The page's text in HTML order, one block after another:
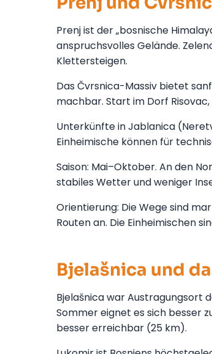
Prenj ist der „bosnische
anspruchsvolles Gelände.
Klettersteigen.
Das Čvrsnica-Massiv bietet
machbar. Start im Dorf
Unterkünfte in Jablanica
Einheimische können für
Saison: Mai–Oktober. An den
stabiles Wetter und weniger
Orientierung: Die Wege sind
Routen an. Die Einheimischen
Bjelašnica und
Bjelašnica war Austragungsort
Sommer eignet es sich besser
besser erreichbar (25 km).